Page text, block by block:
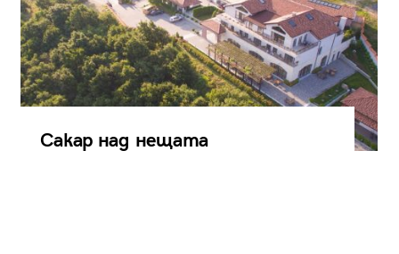
Сакар над нещата